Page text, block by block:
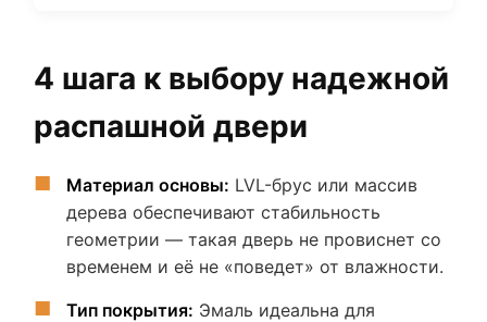
4 шага к выбору надежной
распашной двери
Материал основы: LVL-брус или массив
дерева обеспечивают стабильность
геометрии — такая дверь не провиснет со
временем и её не «поведет» от влажности.
Тип покрытия: Эмаль идеальна для